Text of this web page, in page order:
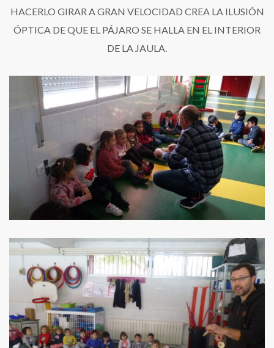
HACERLO GIRAR A GRAN VELOCIDAD CREA LA ILUSIÓN
ÓPTICA DE QUE EL PÁJARO SE HALLA EN EL INTERIOR
DE LA JAULA.